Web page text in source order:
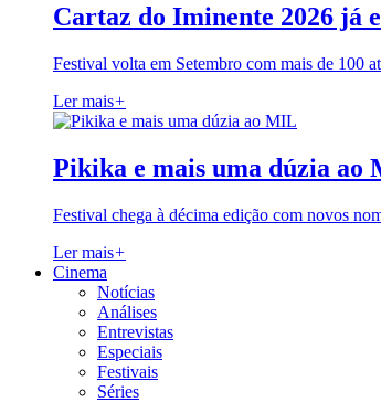
Cartaz do Iminente 2026 já
Festival volta em Setembro com mais de 100
Ler mais+
Pikika e mais uma dúzia ao
Festival chega à décima edição com novos
Ler mais+
Cinema
Notícias
Análises
Entrevistas
Especiais
Festivais
Séries